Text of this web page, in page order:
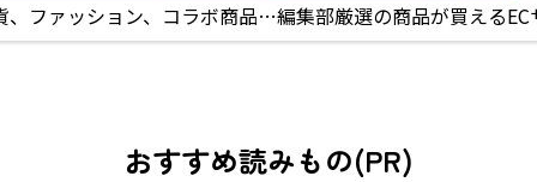
、ファッション、コラボ商品…編集部厳選の商品が買えるEC
おすすめ読みもの(PR)